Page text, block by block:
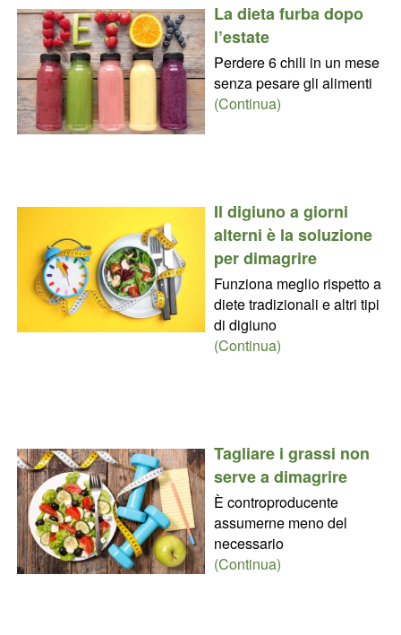
La dieta furba dopo
l’estate
Perdere 6 chili in un mese
senza pesare gli alimenti
(Continua)
Il digiuno a giorni
alterni è la soluzione
per dimagrire
Funziona meglio rispetto a
diete tradizionali e altri tipi
di digiuno
(Continua)
Tagliare i grassi non
serve a dimagrire
È controproducente
assumerne meno del
necessario
(Continua)